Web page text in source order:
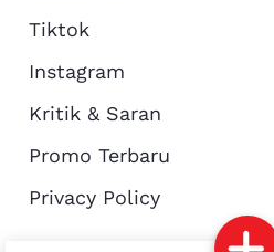
Reservasi
Tiktok
Instagram
Kritik & Saran
Promo Terbaru
Privacy Policy